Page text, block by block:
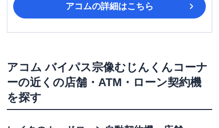
アコムの詳細はこちら
アコム バイパス宗像むじんくんコーナ
ーの近くの店舗・ATM・ローン契約機
を探す